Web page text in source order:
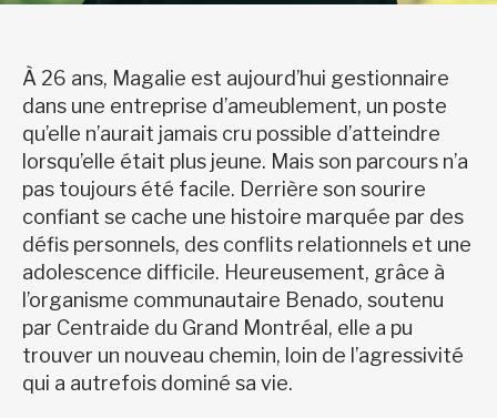
À 26 ans, Magalie est aujourd’hui gestionnaire
dans une entreprise d’ameublement, un poste
qu’elle n’aurait jamais cru possible d’atteindre
lorsqu’elle était plus jeune. Mais son parcours n’a
pas toujours été facile. Derrière son sourire
confiant se cache une histoire marquée par des
défis personnels, des conflits relationnels et une
adolescence difficile. Heureusement, grâce à
l’organisme communautaire Benado, soutenu
par Centraide du Grand Montréal, elle a pu
trouver un nouveau chemin, loin de l’agressivité
qui a autrefois dominé sa vie.